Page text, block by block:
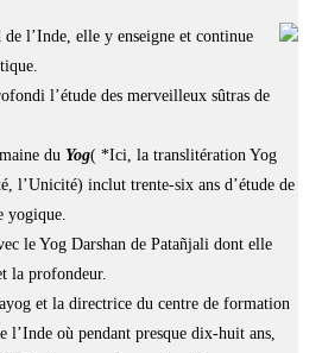
l’Inde, elle y enseigne et continue
l’étude des merveilleux sûtras de
du Yog( *Ici, la translitération Yog
l’Unicité) inclut trente-six ans d’étude de
yogique.
le Yog Darshan de Patañjali dont elle
la profondeur.
et la directrice du centre de formation
l’Inde où pendant presque dix-huit ans,